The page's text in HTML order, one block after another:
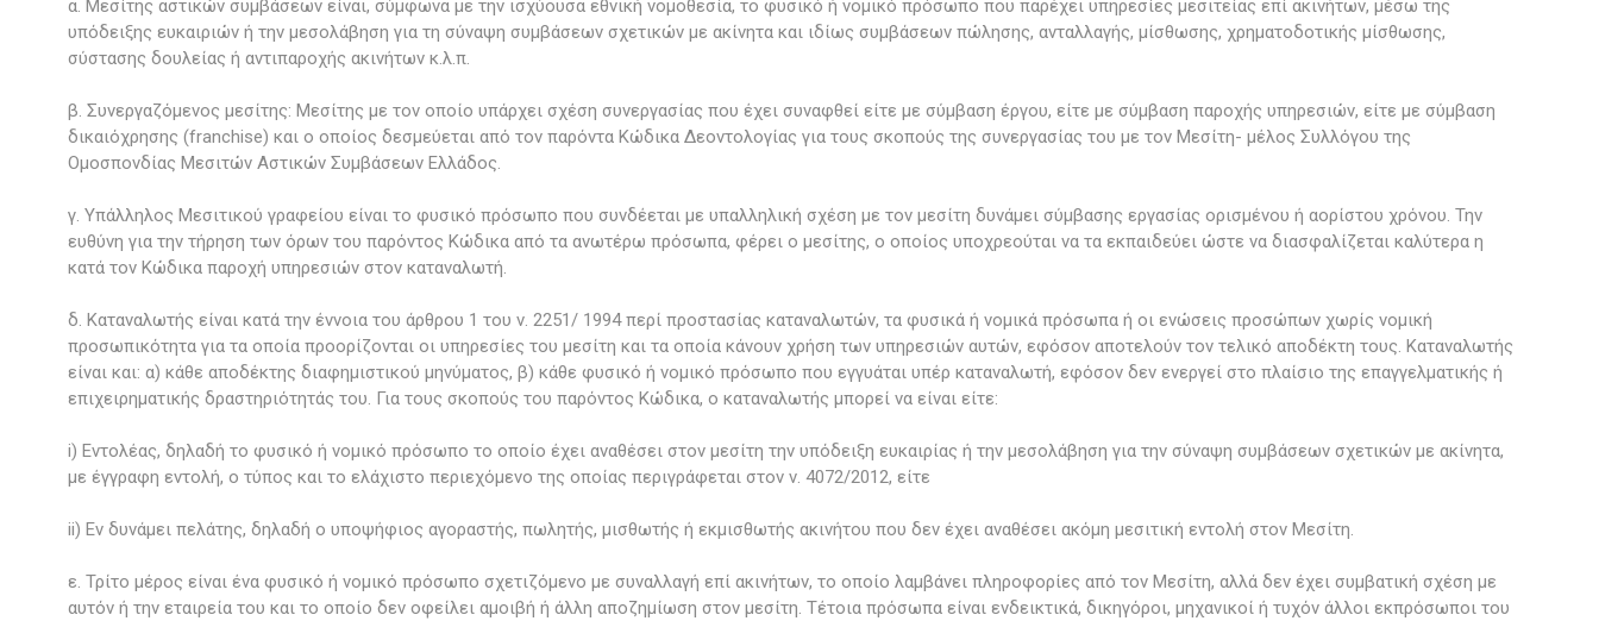
α. Μεσίτης αστικών συμβάσεων είναι, σύμφωνα με την ισχύουσα εθνική νομοθεσία, το φυσικό ή νομικό πρόσωπο που παρέχει υπηρεσίες μεσιτείας επί ακινήτων, μέσω της
υπόδειξης ευκαιριών ή την μεσολάβηση για τη σύναψη συμβάσεων σχετικών με ακίνητα και ιδίως συμβάσεων πώλησης, ανταλλαγής, μίσθωσης, χρηματοδοτικής μίσθωσης,
σύστασης δουλείας ή αντιπαροχής ακινήτων κ.λ.π.
β. Συνεργαζόμενος μεσίτης: Μεσίτης με τον οποίο υπάρχει σχέση συνεργασίας που έχει συναφθεί είτε με σύμβαση έργου, είτε με σύμβαση παροχής υπηρεσιών, είτε με σύμβαση
δικαιόχρησης (franchise) και ο οποίος δεσμεύεται από τον παρόντα Κώδικα Δεοντολογίας για τους σκοπούς της συνεργασίας του με τον Μεσίτη- μέλος Συλλόγου της
Ομοσπονδίας Μεσιτών Αστικών Συμβάσεων Ελλάδος.
γ. Υπάλληλος Μεσιτικού γραφείου είναι το φυσικό πρόσωπο που συνδέεται με υπαλληλική σχέση με τον μεσίτη δυνάμει σύμβασης εργασίας ορισμένου ή αορίστου χρόνου. Την
ευθύνη για την τήρηση των όρων του παρόντος Κώδικα από τα ανωτέρω πρόσωπα, φέρει ο μεσίτης, ο οποίος υποχρεούται να τα εκπαιδεύει ώστε να διασφαλίζεται καλύτερα η
κατά τον Κώδικα παροχή υπηρεσιών στον καταναλωτή.
δ. Καταναλωτής είναι κατά την έννοια του άρθρου 1 του ν. 2251/ 1994 περί προστασίας καταναλωτών, τα φυσικά ή νομικά πρόσωπα ή οι ενώσεις προσώπων χωρίς νομική
προσωπικότητα για τα οποία προορίζονται οι υπηρεσίες του μεσίτη και τα οποία κάνουν χρήση των υπηρεσιών αυτών, εφόσον αποτελούν τον τελικό αποδέκτη τους. Καταναλωτής
είναι και: α) κάθε αποδέκτης διαφημιστικού μηνύματος, β) κάθε φυσικό ή νομικό πρόσωπο που εγγυάται υπέρ καταναλωτή, εφόσον δεν ενεργεί στο πλαίσιο της επαγγελματικής ή
επιχειρηματικής δραστηριότητάς του. Για τους σκοπούς του παρόντος Κώδικα, ο καταναλωτής μπορεί να είναι είτε:
i) Εντολέας, δηλαδή το φυσικό ή νομικό πρόσωπο το οποίο έχει αναθέσει στον μεσίτη την υπόδειξη ευκαιρίας ή την μεσολάβηση για την σύναψη συμβάσεων σχετικών με ακίνητα,
με έγγραφη εντολή, ο τύπος και το ελάχιστο περιεχόμενο της οποίας περιγράφεται στον ν. 4072/2012, είτε
ii) Εν δυνάμει πελάτης, δηλαδή ο υποψήφιος αγοραστής, πωλητής, μισθωτής ή εκμισθωτής ακινήτου που δεν έχει αναθέσει ακόμη μεσιτική εντολή στον Μεσίτη.
ε. Τρίτο μέρος είναι ένα φυσικό ή νομικό πρόσωπο σχετιζόμενο με συναλλαγή επί ακινήτων, το οποίο λαμβάνει πληροφορίες από τον Μεσίτη, αλλά δεν έχει συμβατική σχέση με
αυτόν ή την εταιρεία του και το οποίο δεν οφείλει αμοιβή ή άλλη αποζημίωση στον μεσίτη. Τέτοια πρόσωπα είναι ενδεικτικά, δικηγόροι, μηχανικοί ή τυχόν άλλοι εκπρόσωποι του